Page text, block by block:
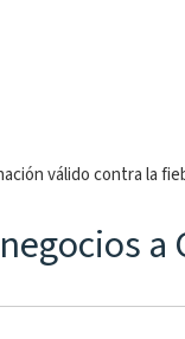
válido contra la